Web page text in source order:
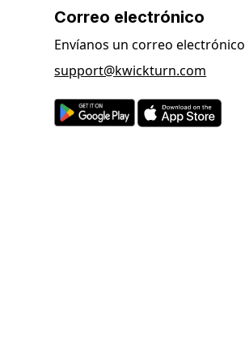
Correo electrónico
Envíanos un correo electrónico
support@kwickturn.com